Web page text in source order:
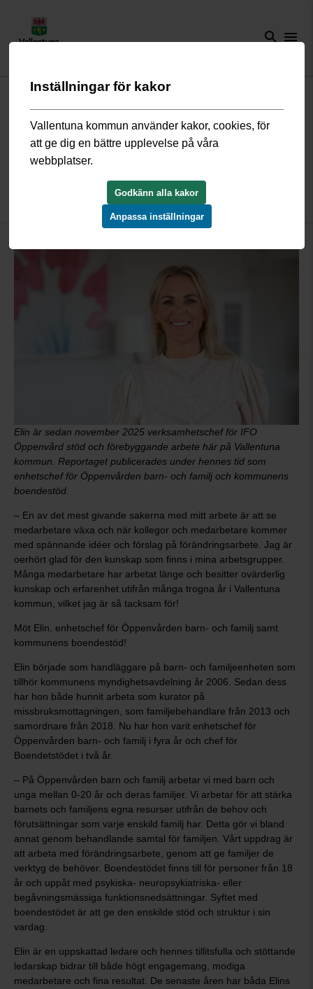
search menu
Start/Näringsliv och arbete/ Arbeta hos oss
Möt Elin, enhetschef för
Öppenvården barn- och familj och
kommunens boendestöd
Elin är sedan november 2025 verksamhetschef för IFO
Öppenvård stöd och förebyggande arbete här på Vallentuna
kommun. Reportaget publicerades under hennes tid som
enhetschef för Öppenvården barn- och familj och kommunens
boendestöd.
– En av det mest givande sakerna med mitt arbete är att se
medarbetare växa och när kollegor och medarbetare kommer
med spännande idéer och förslag på förändringsarbete. Jag är
oerhört glad för den kunskap som finns i mina arbetsgrupper.
Många medarbetare har arbetat länge och besitter ovärderlig
kunskap och erfarenhet utifrån många trogna år i Vallentuna
kommun, vilket jag är så tacksam för!
Möt Elin, enhetschef för Öppenvården barn- och familj samt
kommunens boendestöd!
Elin började som handläggare på barn- och familjeenheten som
tillhör kommunens myndighetsavdelning år 2006. Sedan dess
har hon både hunnit arbeta som kurator på
missbruksmottagningen, som familjebehandlare från 2013 och
samordnare från 2018. Nu har hon varit enhetschef för
Öppenvården barn- och familj i fyra år och chef för
Boendetstödet i två år.
– På Öppenvården barn och familj arbetar vi med barn och
unga mellan 0-20 år och deras familjer. Vi arbetar för att stärka
barnets och familjens egna resurser utifrån de behov och
förutsättningar som varje enskild familj har. Detta gör vi bland
annat genom behandlande samtal för familjen. Vårt uppdrag är
att arbeta med förändringsarbete, genom att ge familjer de
verktyg de behöver. Boendestödet finns till för personer från 18
år och uppåt med psykiska- neuropsykiatriska- eller
begåvningsmässiga funktionsnedsättningar. Syftet med
boendestödet är att ge den enskilde stöd och struktur i sin
vardag.
Elin är en uppskattad ledare och hennes tillitsfulla och stöttande
ledarskap bidrar till både högt engagemang, modiga
medarbetare och fina resultat. De senaste åren har båda Elins
Inställningar för kakor
Vallentuna kommun använder kakor, cookies, för
att ge dig en bättre upplevelse på våra
webbplatser.
Godkänn alla kakor
Anpassa inställningar